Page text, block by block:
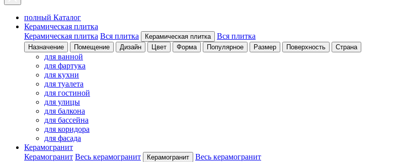
полный Каталог
Керамическая плитка
Керамическая плитка Вся плитка Керамическая плитка Вся плитка
Назначение Помещение Дизайн Цвет Форма Популярное Размер Поверхность Страна
для ванной
для фартука
для кухни
для туалета
для гостиной
для улицы
для балкона
для бассейна
для коридора
для фасада
Керамогранит
Керамогранит Весь керамогранит Керамогранит Весь керамогранит